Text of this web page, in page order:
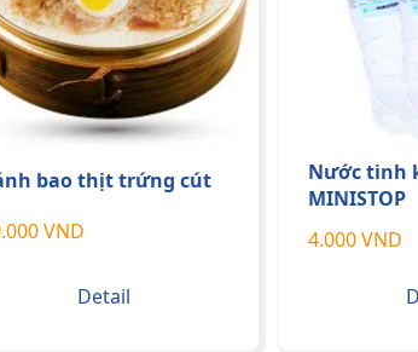
bao thịt trứng cút
VND
Detail
Nước tinh
MINISTOP
4.000 VND